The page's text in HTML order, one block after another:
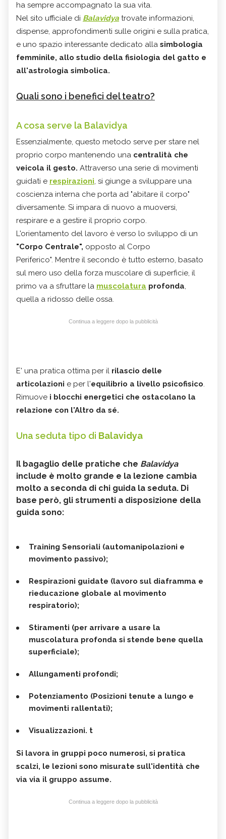
ha sempre accompagnato la sua vita.
Nel sito ufficiale di Balavidya trovate informazioni,
dispense, approfondimenti sulle origini e sulla pratica,
e uno spazio interessante dedicato alla simbologia
femminile, allo studio della fisiologia del gatto e
all'astrologia simbolica.
Quali sono i benefici del teatro?
A cosa serve la Balavidya
Essenzialmente, questo metodo serve per stare nel
proprio corpo mantenendo una centralità che
veicola il gesto. Attraverso una serie di movimenti
guidati e respirazioni, si giunge a sviluppare una
coscienza interna che porta ad "abitare il corpo"
diversamente. Si impara di nuovo a muoversi,
respirare e a gestire il proprio corpo.
L'orientamento del lavoro è verso lo sviluppo di un
"Corpo Centrale", opposto al Corpo
Periferico". Mentre il secondo è tutto esterno, basato
sul mero uso della forza muscolare di superficie, il
primo va a sfruttare la muscolatura profonda,
quella a ridosso delle ossa.
Continua a leggere dopo la pubblicità
E' una pratica ottima per il rilascio delle
articolazioni e per l'equilibrio a livello psicofisico.
Rimuove i blocchi energetici che ostacolano la
relazione con l'Altro da sé.
Una seduta tipo di Balavidya
Il bagaglio delle pratiche che Balavidya
include è molto grande e la lezione cambia
molto a seconda di chi guida la seduta. Di
base però, gli strumenti a disposizione della
guida sono:
Training Sensoriali (automanipolazioni e
movimento passivo);
Respirazioni guidate (lavoro sul diaframma e
rieducazione globale al movimento
respiratorio);
Stiramenti (per arrivare a usare la
muscolatura profonda si stende bene quella
superficiale);
Allungamenti profondi;
Potenziamento (Posizioni tenute a lungo e
movimenti rallentati);
Visualizzazioni. t
Si lavora in gruppi poco numerosi, si pratica
scalzi, le lezioni sono misurate sull'identità che
via via il gruppo assume.
Continua a leggere dopo la pubblicità